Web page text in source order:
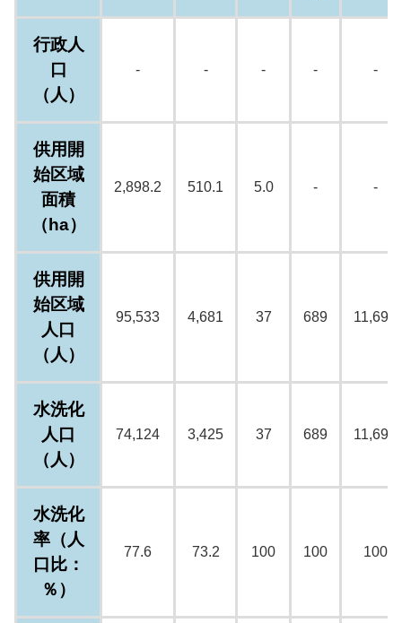
行政人
口
（人）
- - - - -
供用開
始区域
面積
（ha）
2,898.2 510.1 5.0 - -
供用開
始区域
人口
（人）
95,533 4,681 37 689 11,692
水洗化
人口
（人）
74,124 3,425 37 689 11,692
水洗化
率（人
口比：
％）
77.6 73.2 100 100 100